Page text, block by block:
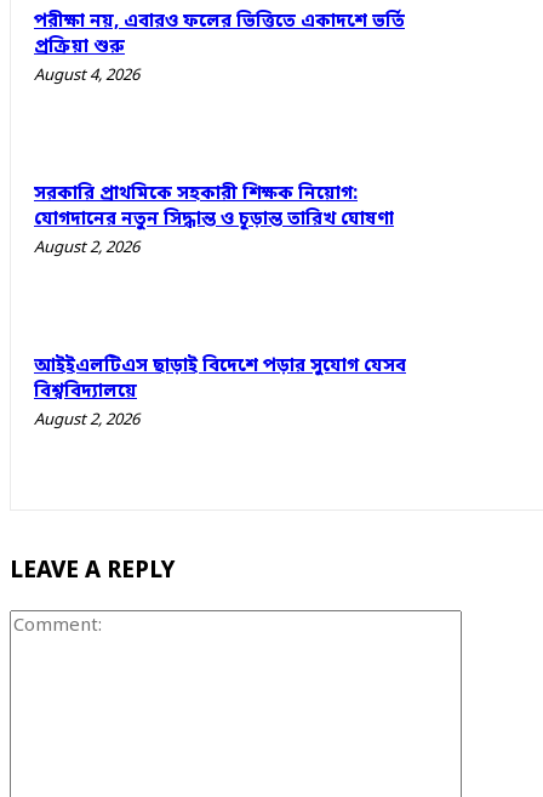
পরীক্ষা নয়, এবারও ফলের ভিত্তিতে একাদশে ভর্তি
প্রক্রিয়া শুরু
August 4, 2026
সরকারি প্রাথমিকে সহকারী শিক্ষক নিয়োগ:
যোগদানের নতুন সিদ্ধান্ত ও চূড়ান্ত তারিখ ঘোষণা
August 2, 2026
আইইএলটিএস ছাড়াই বিদেশে পড়ার সুযোগ যেসব
বিশ্ববিদ্যালয়ে
August 2, 2026
LEAVE A REPLY